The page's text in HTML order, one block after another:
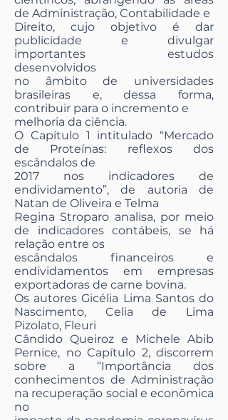
de Administração, Contabilidade e
Direito, cujo objetivo é dar
publicidade e divulgar
importantes estudos
desenvolvidos
no âmbito de universidades
brasileiras e, dessa forma,
contribuir para o incremento e
melhoria da ciência.
O Capítulo 1 intitulado “Mercado
de Proteínas: reflexos dos
escândalos de
2017 nos indicadores de
endividamento”, de autoria de
Natan de Oliveira e Telma
Regina Stroparo analisa, por meio
de indicadores contábeis, se há
relação entre os
escândalos financeiros e
endividamentos em empresas
exportadoras de carne bovina.
Os autores Gicélia Lima Santos do
Nascimento, Celia de Lima
Pizolato, Fleuri
Cândido Queiroz e Michele Abib
Pernice, no Capítulo 2, discorrem
sobre a “Importância dos
conhecimentos de Administração
na recuperação social e econômica
no